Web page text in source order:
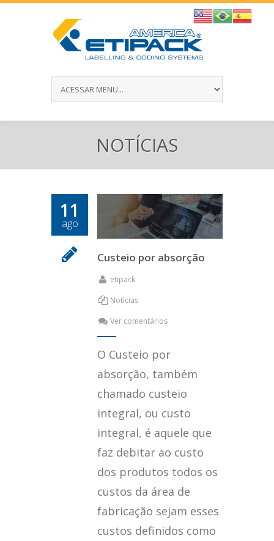
NOTÍCIAS
11
ago
Custeio por absorção
etipack
Notícias
Ver comentários
O Custeio por
absorção, também
chamado custeio
integral, ou custo
integral, é aquele que
faz debitar ao custo
dos produtos todos os
custos da área de
fabricação sejam esses
custos definidos como